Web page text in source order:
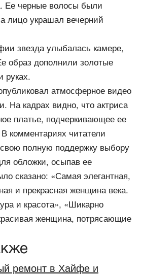
Ее черные волосы были
лицо украшал вечерний
звезда улыбалась камере,
образ дополнили золотые
руках.
атмосферное видео
На кадрах видно, что актриса
платье, подчеркивающее ее
комментариях читатели
полную поддержку выбору
обложки, осыпав ее
сказано: «Самая элегантная,
и прекрасная женщина века.
и красота», «Шикарно
женщина, потрясающие
ремонт в Хайфе и